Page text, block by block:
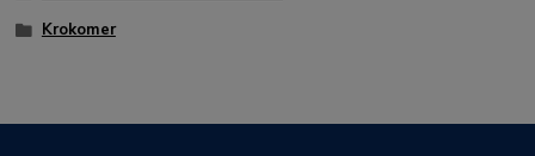
Krokomer